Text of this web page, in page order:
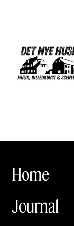
Home
Journal